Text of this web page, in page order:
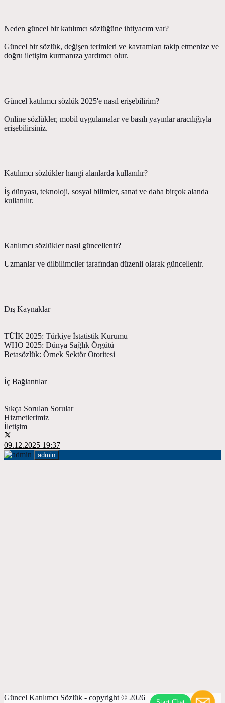
Neden güncel bir katılımcı sözlüğüne ihtiyacım var?
Güncel bir sözlük, değişen terimleri ve kavramları takip etmenize ve
doğru iletişim kurmanıza yardımcı olur.
Güncel katılımcı sözlük 2025'e nasıl erişebilirim?
Online sözlükler, mobil uygulamalar ve basılı yayınlar aracılığıyla
erişebilirsiniz.
Katılımcı sözlükler hangi alanlarda kullanılır?
İş dünyası, teknoloji, sosyal bilimler, sanat ve daha birçok alanda
kullanılır.
Katılımcı sözlükler nasıl güncellenir?
Uzmanlar ve dilbilimciler tarafından düzenli olarak güncellenir.
Dış Kaynaklar
TÜİK 2025: Türkiye İstatistik Kurumu
WHO 2025: Dünya Sağlık Örgütü
Betasözlük: Örnek Sektör Otoritesi
İç Bağlantılar
Sıkça Sorulan Sorular
Hizmetlerimiz
İletişim
09.12.2025 19:37
admin
Güncel Katılımcı Sözlük - copyright © 2026